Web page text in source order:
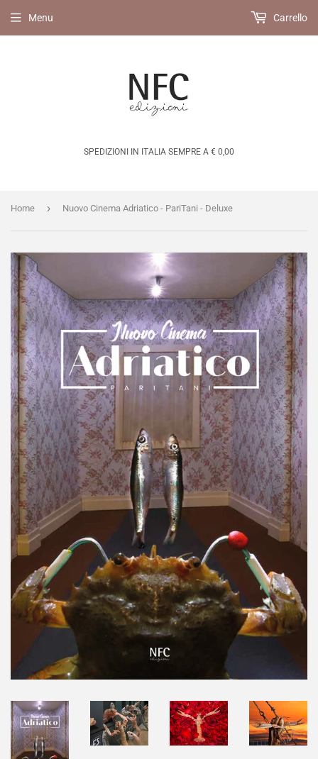
SPEDIZIONI IN ITALIA SEMPRE A € 0,00
Menu Carrello
Home › Nuovo Cinema Adriatico - PariTani - Deluxe